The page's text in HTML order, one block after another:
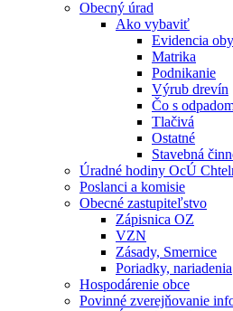
Obecný úrad
Ako vybaviť
Evidencia
Matrika
Podnikanie
Výrub drevín
Čo s
Tlačivá
Ostatné
Stavebná
Úradné hodiny OcÚ
Poslanci a komisie
Obecné zastupiteľstvo
Zápisnica OZ
VZN
Zásady, Smernice
Poriadky, nariadenia
Hospodárenie obce
Povinné zverejňovanie